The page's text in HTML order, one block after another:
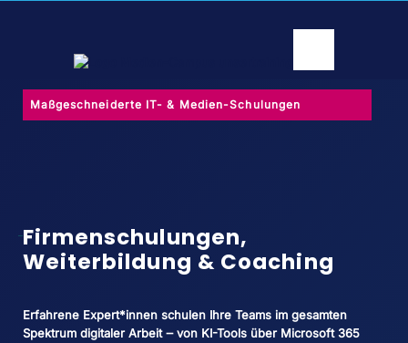
Maßgeschneiderte IT- & Medien-Schulungen
Firmenschulungen,
Weiterbildung & Coaching
Erfahrene Expert*innen schulen Ihre Teams im gesamten
Spektrum digitaler Arbeit ‒ von KI-Tools über Microsoft 365